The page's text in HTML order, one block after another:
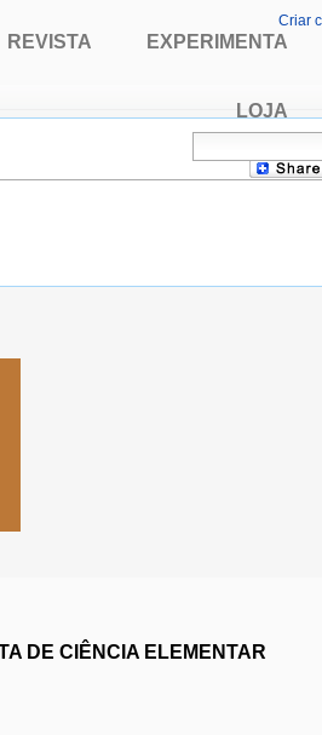
REVISTA EXPERIMENTA
LOJA
Criar
DE CIÊNCIA ELEMENTAR